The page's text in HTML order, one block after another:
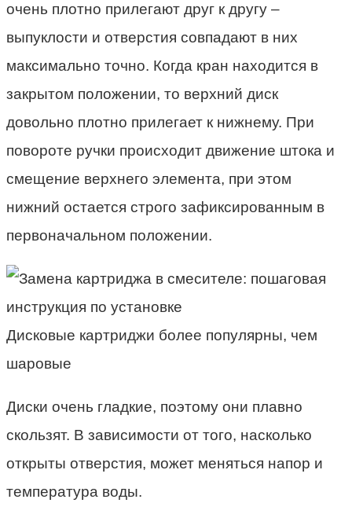
очень плотно прилегают друг к другу –
выпуклости и отверстия совпадают в них
максимально точно. Когда кран находится в
закрытом положении, то верхний диск
довольно плотно прилегает к нижнему. При
повороте ручки происходит движение штока и
смещение верхнего элемента, при этом
нижний остается строго зафиксированным в
первоначальном положении.
Дисковые картриджи более популярны, чем
шаровые
Диски очень гладкие, поэтому они плавно
скользят. В зависимости от того, насколько
открыты отверстия, может меняться напор и
температура воды.